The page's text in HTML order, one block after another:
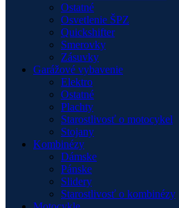
Ostatné
Osvetlenie ŠPZ
Quickshifter
Smerovky
Zásuvky
Garážové vybavenie
Elektro
Ostatné
Plachty
Starostlivosť o motocykel
Stojany
Kombinézy
Dámske
Pánske
Slidery
Starostlivosť o kombinézy